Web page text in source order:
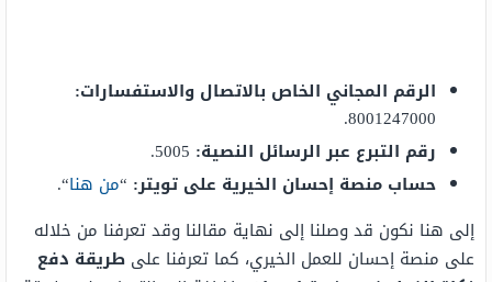
الرقم المجاني الخاص بالاتصال والاستفسارات:
8001247000.
رقم التبرع عبر الرسائل النصية:
حساب منصة إحسان الخيرية على تويتر: “من هنا“.
إلى هنا نكون قد وصلنا إلى نهاية مقالنا وقد تعرفنا من خلاله
على منصة إحسان للعمل الخيري، كما تعرفنا على طريقة دفع